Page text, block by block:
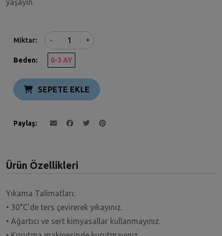
yaşayın.
Miktar - +
Beden: 0-3 AY
SEPETE EKLE
Paylaş
Ürün Özellikleri
Yıkama Talimatları:
• 30°C'de ters çevirerek yıkayınız.
• Ağartıcı ve sert kimyasallar kullanmayınız.